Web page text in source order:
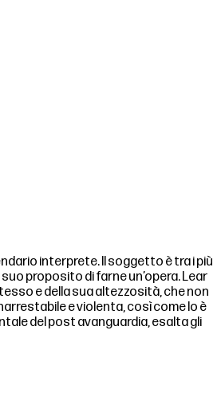
interprete. Il soggetto è tra i più
proposito di farne un’opera. Lear
e della sua altezzosità, che non
e violenta, così come lo è
del post avanguardia, esalta gli